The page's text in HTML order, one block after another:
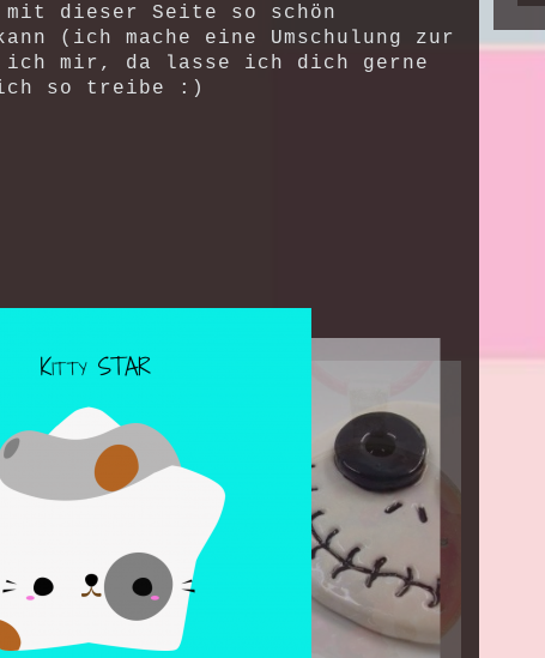
dieser Seite so schön
(ich mache eine Umschulung zur
ich mir, da lasse ich dich gerne
ich so treibe :)